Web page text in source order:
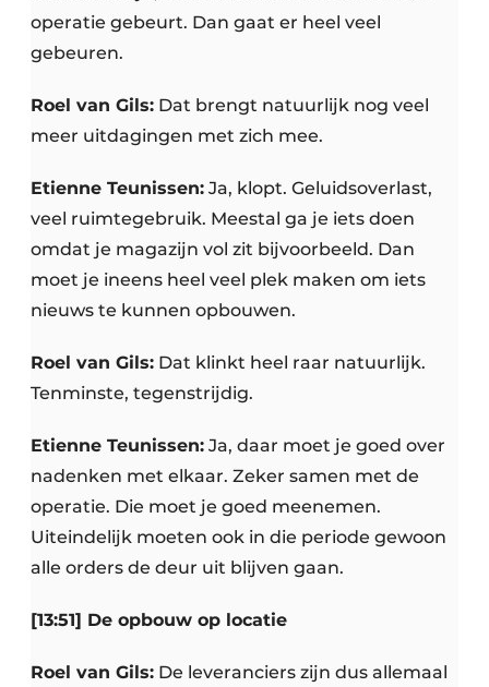
operatie gebeurt. Dan gaat er heel veel
gebeuren.
Roel van Gils: Dat brengt natuurlijk nog veel
meer uitdagingen met zich mee.
Etienne Teunissen: Ja, klopt. Geluidsoverlast,
veel ruimtegebruik. Meestal ga je iets doen
omdat je magazijn vol zit bijvoorbeeld. Dan
moet je ineens heel veel plek maken om iets
nieuws te kunnen opbouwen.
Roel van Gils: Dat klinkt heel raar natuurlijk.
Tenminste, tegenstrijdig.
Etienne Teunissen: Ja, daar moet je goed over
nadenken met elkaar. Zeker samen met de
operatie. Die moet je goed meenemen.
Uiteindelijk moeten ook in die periode gewoon
alle orders de deur uit blijven gaan.
[13:51] De opbouw op locatie
Roel van Gils: De leveranciers zijn dus allemaal